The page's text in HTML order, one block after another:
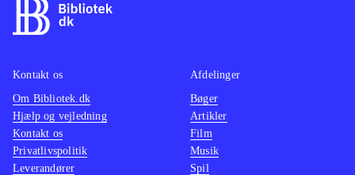
Kontakt os
Om Bibliotek.dk
Hjælp og vejledning
Kontakt os
Privatlivspolitik
Leverandører
Afdelinger
Bøger
Artikler
Film
Musik
Spil